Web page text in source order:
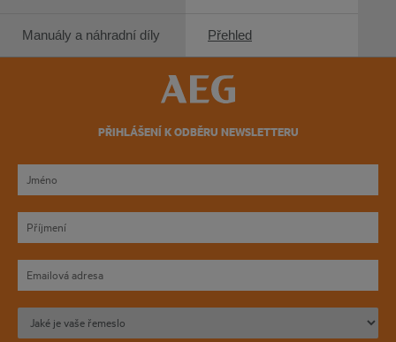
Manuály a náhradní díly Přehled
PŘIHLÁŠENÍ K ODBĚRU NEWSLETTERU